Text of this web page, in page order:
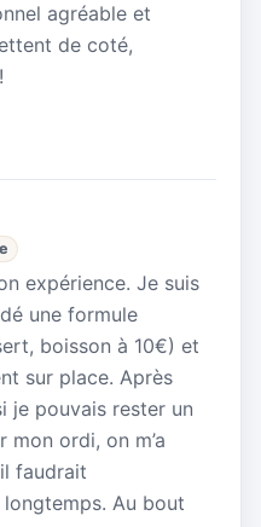
agréable et
de coté,
expérience. Je suis
une formule
boisson à 10€) et
sur place. Après
je pouvais rester un
ordi, on m’a
faudrait
Au bout